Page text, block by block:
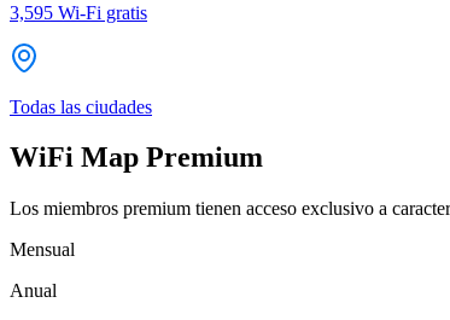
3,595 Wi-Fi gratis
Todas las ciudades
WiFi Map Premium
Los miembros premium tienen acceso exclusivo a
Mensual
Anual